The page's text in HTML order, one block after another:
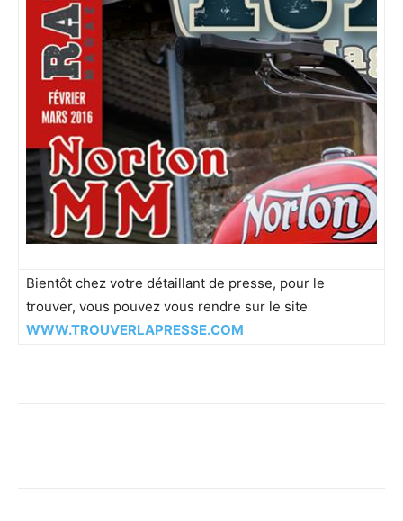
Bientôt chez votre détaillant de presse, pour le
trouver, vous pouvez vous rendre sur le site
WWW.TROUVERLAPRESSE.COM